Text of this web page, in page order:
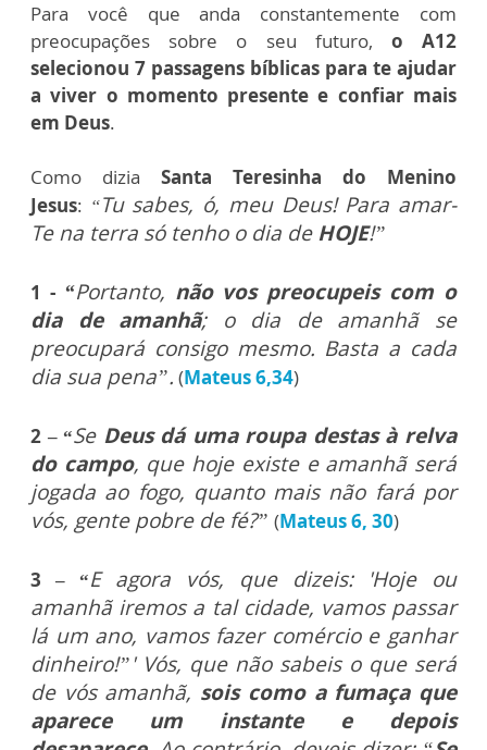
Para você que anda constantemente com
preocupações sobre o seu futuro, o A12
selecionou 7 passagens bíblicas para te ajudar
a viver o momento presente e confiar mais
em Deus.
Como dizia Santa Teresinha do Menino
Jesus: “Tu sabes, ó, meu Deus! Para amar-
Te na terra só tenho o dia deHOJE!”
1 - “Portanto, não vos preocupeis com o
dia de amanhã; o dia de amanhã se
preocupará consigo mesmo. Basta a cada
dia sua pena”. (Mateus 6,34)
2 – “Se Deus dá uma roupa destas à relva
do campo, que hoje existe e amanhã será
jogada ao fogo, quanto mais não fará por
vós, gente pobre de fé?” (Mateus 6, 30)
3 – “E agora vós, que dizeis: 'Hoje ou
amanhã iremos a tal cidade, vamos passar
lá um ano, vamos fazer comércio e ganhar
dinheiro!”' Vós, que não sabeis o que será
de vós amanhã, sois como a fumaça que
aparece um instante e depois